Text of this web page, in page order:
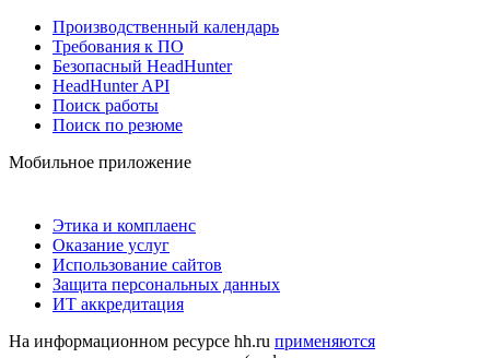
Производственный календарь
Требования к ПО
Безопасный HeadHunter
HeadHunter API
Поиск работы
Поиск по резюме
Мобильное приложение
Этика и комплаенс
Оказание услуг
Использование сайтов
Защита персональных данных
ИТ аккредитация
На информационном ресурсе hh.ru применяются